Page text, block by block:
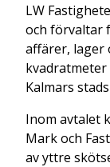
LW
och förvaltar
affärer, lager
kvadratmeter
Kalmars
Inom avtalet
Mark och
av yttre